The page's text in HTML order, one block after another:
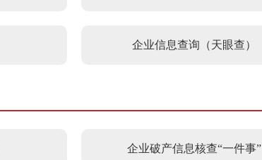
企业信息查询（天眼查）
企业破产信息核查“一件事”